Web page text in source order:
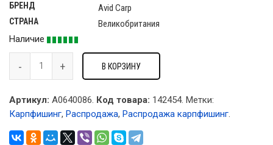
БРЕНД Avid Carp
СТРАНА
Великобритания
Наличие
В КОРЗИНУ
Артикул: A0640086. Код товара: 142454. Метки:
Карпфишинг, Распродажа, Распродажа карпфишинг.